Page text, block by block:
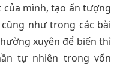
của mình, tạo ấn tượng
như trong các bài
xuyên để biến thì
tự nhiên trong vốn